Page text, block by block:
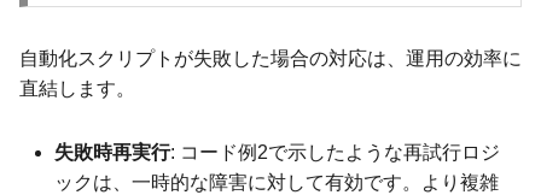
自動化スクリプトが失敗した場合の対応は、運用の効率に
直結します。
失敗時再実行: コード例2で示したような再試行ロジ
ックは、一時的な障害に対して有効です。より複雑